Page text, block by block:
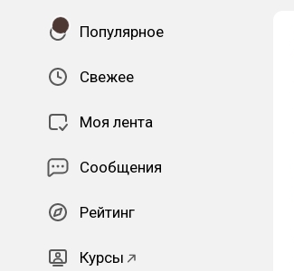
Популярное
Свежее
Моя лента
Сообщения
Рейтинг
Курсы